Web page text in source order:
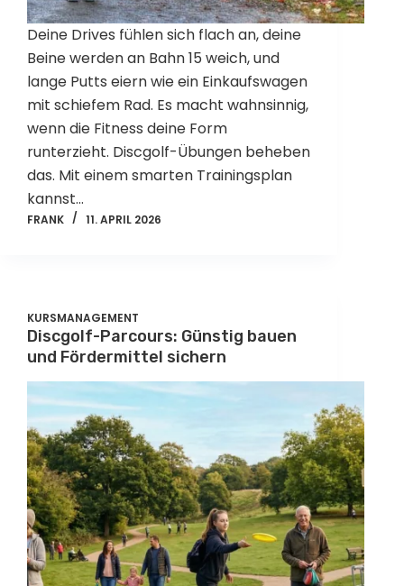
Deine Drives fühlen sich flach an, deine
Beine werden an Bahn 15 weich, und
lange Putts eiern wie ein Einkaufswagen
mit schiefem Rad. Es macht wahnsinnig,
wenn die Fitness deine Form
runterzieht. Discgolf-Übungen beheben
das. Mit einem smarten Trainingsplan
kannst…
FRANK 11. APRIL 2026
KURSMANAGEMENT
Discgolf-Parcours: Günstig bauen
und Fördermittel sichern